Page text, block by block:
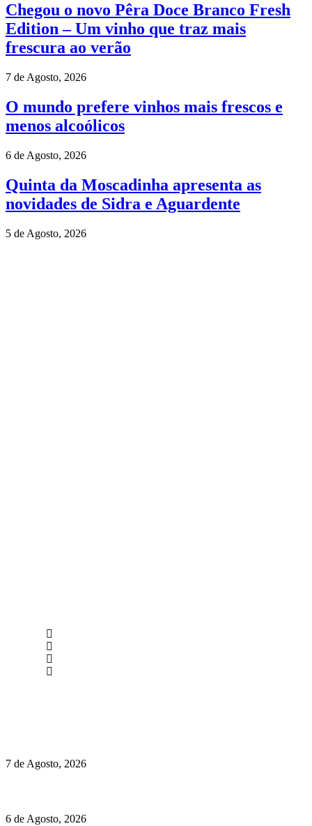
Chegou o novo Pêra Doce Branco Fresh
Edition – Um vinho que traz mais
frescura ao verão
7 de Agosto, 2026
O mundo prefere vinhos mais frescos e
menos alcoólicos
6 de Agosto, 2026
Quinta da Moscadinha apresenta as
novidades de Sidra e Aguardente
5 de Agosto, 2026
7 de Agosto, 2026
6 de Agosto, 2026